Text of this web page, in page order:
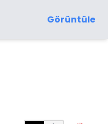
Görüntüle